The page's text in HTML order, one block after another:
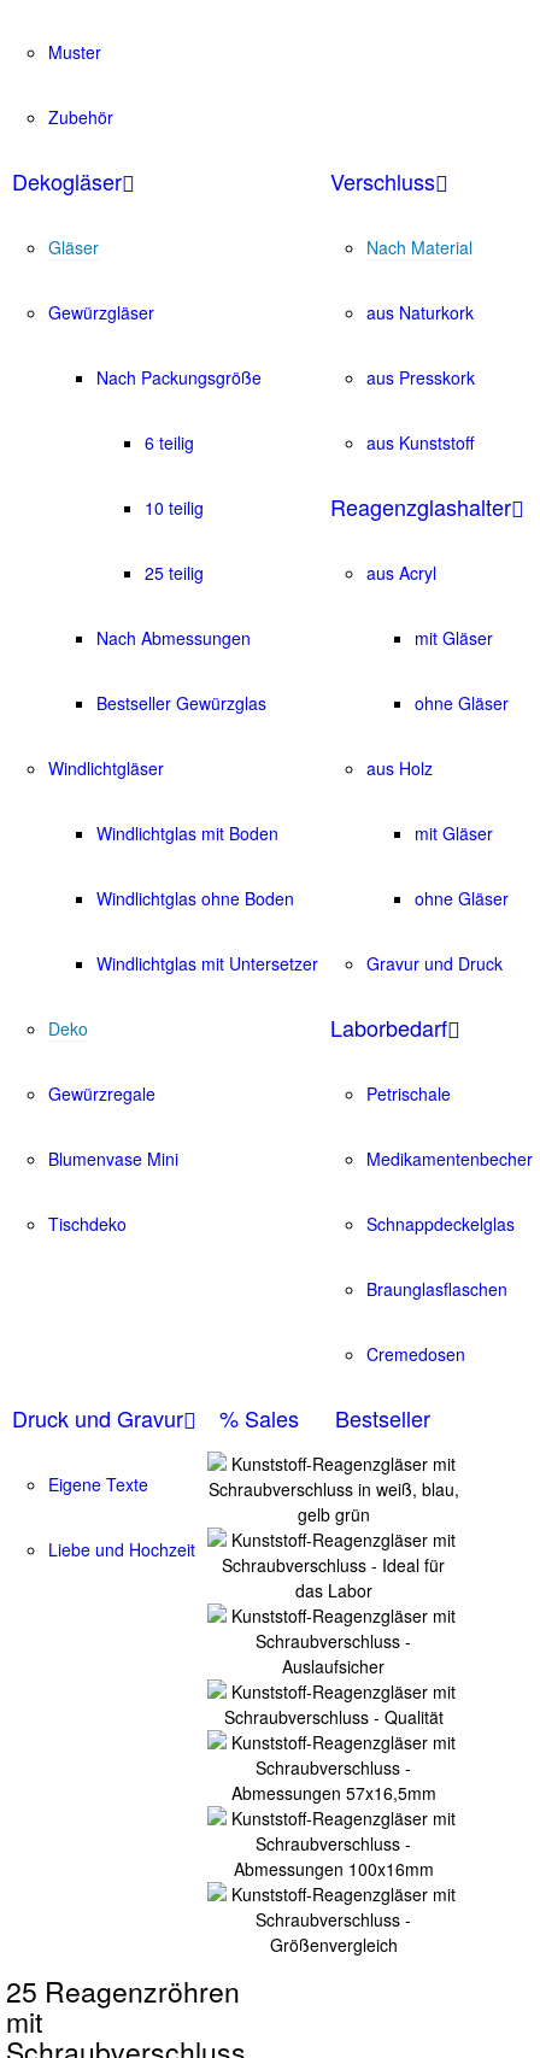
Muster
Zubehör
Dekogläser
Gläser
Gewürzgläser
Nach Packungsgröße
6 teilig
10 teilig
25 teilig
Nach Abmessungen
Bestseller Gewürzglas
Windlichtgläser
Windlichtglas mit Boden
Windlichtglas ohne Boden
Windlichtglas mit Untersetzer
Deko
Gewürzregale
Blumenvase Mini
Tischdeko
Verschluss
Nach Material
aus Naturkork
aus Presskork
aus Kunststoff
Reagenzglashalter
aus Acryl
mit Gläser
ohne Gläser
aus Holz
mit Gläser
ohne Gläser
Gravur und Druck
Laborbedarf
Petrischale
Medikamentenbecher
Schnappdeckelglas
Braunglasflaschen
Cremedosen
Druck und Gravur
Eigene Texte
Liebe und Hochzeit
% Sales Bestseller
25 Reagenzröhren
mit